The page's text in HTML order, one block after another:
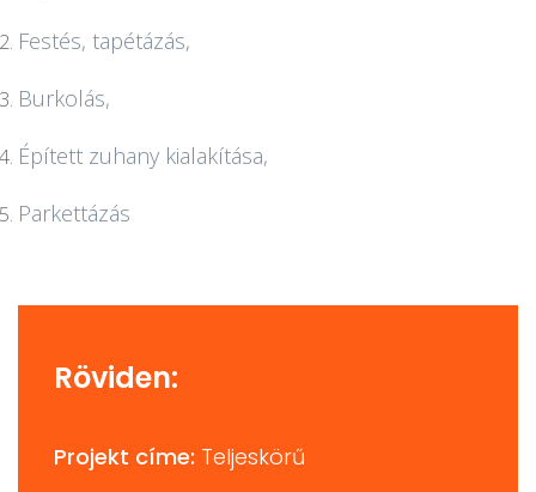
Festés, tapétázás,
Burkolás,
Épített zuhany kialakítása,
Parkettázás
Röviden:
Projekt címe: Teljeskörű